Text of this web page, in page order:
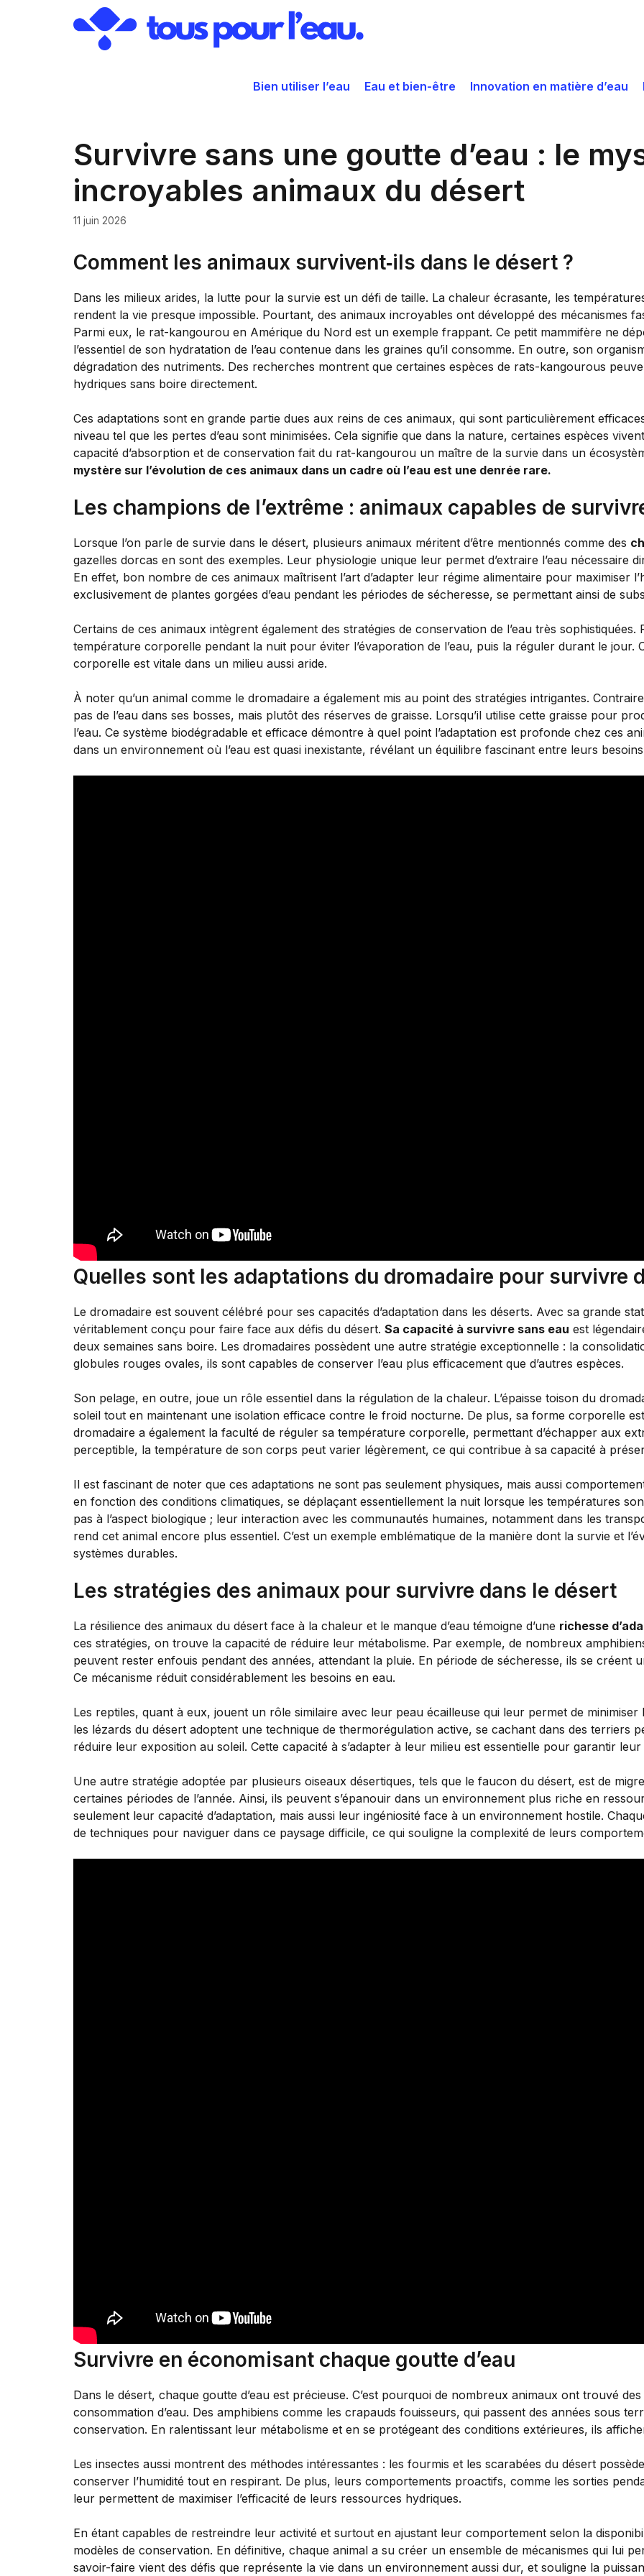
Bien utiliser l’eau Eau et bien-être Innovation en matière d’eau
Survivre sans une goutte d’eau : le
incroyables animaux du désert
11 juin 2026
Comment les animaux survivent‑ils dans le désert ?
Dans les milieux arides, la lutte pour la survie est un défi de taille. La chaleur écrasante, les
rendent la vie presque impossible. Pourtant, des animaux incroyables ont développé des mécanismes
Parmi eux, le rat-kangourou en Amérique du Nord est un exemple frappant. Ce petit mammifère ne
l’essentiel de son hydratation de l’eau contenue dans les graines qu’il consomme. En outre, son
dégradation des nutriments. Des recherches montrent que certaines espèces de rats-kangourous
hydriques sans boire directement.
Ces adaptations sont en grande partie dues aux reins de ces animaux, qui sont particulièrement
niveau tel que les pertes d’eau sont minimisées. Cela signifie que dans la nature, certaines espèces
capacité d’absorption et de conservation fait du rat-kangourou un maître de la survie dans un
mystère sur l’évolution de ces animaux dans un cadre où l’eau est une denrée rare.
Les champions de l’extrême : animaux capables de
Lorsque l’on parle de survie dans le désert, plusieurs animaux méritent d’être mentionnés comme des
gazelles dorcas en sont des exemples. Leur physiologie unique leur permet d’extraire l’eau nécessaire
En effet, bon nombre de ces animaux maîtrisent l’art d’adapter leur régime alimentaire pour maximiser
exclusivement de plantes gorgées d’eau pendant les périodes de sécheresse, se permettant ainsi de
Certains de ces animaux intègrent également des stratégies de conservation de l’eau très
température corporelle pendant la nuit pour éviter l’évaporation de l’eau, puis la réguler durant le
corporelle est vitale dans un milieu aussi aride.
À noter qu’un animal comme le dromadaire a également mis au point des stratégies intrigantes.
pas de l’eau dans ses bosses, mais plutôt des réserves de graisse. Lorsqu’il utilise cette graisse pour
l’eau. Ce système biodégradable et efficace démontre à quel point l’adaptation est profonde chez ces
dans un environnement où l’eau est quasi inexistante, révélant un équilibre fascinant entre leurs
Quelles sont les adaptations du dromadaire pour survivre
Le dromadaire est souvent célébré pour ses capacités d’adaptation dans les déserts. Avec sa grande
véritablement conçu pour faire face aux défis du désert. Sa capacité à survivre sans eau est
deux semaines sans boire. Les dromadaires possèdent une autre stratégie exceptionnelle : la
globules rouges ovales, ils sont capables de conserver l’eau plus efficacement que d’autres espèces.
Son pelage, en outre, joue un rôle essentiel dans la régulation de la chaleur. L’épaisse toison du
soleil tout en maintenant une isolation efficace contre le froid nocturne. De plus, sa forme corporelle
dromadaire a également la faculté de réguler sa température corporelle, permettant d’échapper aux
perceptible, la température de son corps peut varier légèrement, ce qui contribue à sa capacité à
Il est fascinant de noter que ces adaptations ne sont pas seulement physiques, mais aussi
en fonction des conditions climatiques, se déplaçant essentiellement la nuit lorsque les températures
pas à l’aspect biologique ; leur interaction avec les communautés humaines, notamment dans les
rend cet animal encore plus essentiel. C’est un exemple emblématique de la manière dont la survie et
systèmes durables.
Les stratégies des animaux pour survivre dans le désert
La résilience des animaux du désert face à la chaleur et le manque d’eau témoigne d’une richesse
ces stratégies, on trouve la capacité de réduire leur métabolisme. Par exemple, de nombreux
peuvent rester enfouis pendant des années, attendant la pluie. En période de sécheresse, ils se créent
Ce mécanisme réduit considérablement les besoins en eau.
Les reptiles, quant à eux, jouent un rôle similaire avec leur peau écailleuse qui leur permet de minimiser
les lézards du désert adoptent une technique de thermorégulation active, se cachant dans des terriers
réduire leur exposition au soleil. Cette capacité à s’adapter à leur milieu est essentielle pour garantir leur
Une autre stratégie adoptée par plusieurs oiseaux désertiques, tels que le faucon du désert, est de
certaines périodes de l’année. Ainsi, ils peuvent s’épanouir dans un environnement plus riche en
seulement leur capacité d’adaptation, mais aussi leur ingéniosité face à un environnement hostile.
de techniques pour naviguer dans ce paysage difficile, ce qui souligne la complexité de leurs
Survivre en économisant chaque goutte d’eau
Dans le désert, chaque goutte d’eau est précieuse. C’est pourquoi de nombreux animaux ont trouvé
consommation d’eau. Des amphibiens comme les crapauds fouisseurs, qui passent des années sous
conservation. En ralentissant leur métabolisme et en se protégeant des conditions extérieures, ils
Les insectes aussi montrent des méthodes intéressantes : les fourmis et les scarabées du désert
conserver l’humidité tout en respirant. De plus, leurs comportements proactifs, comme les sorties
leur permettent de maximiser l’efficacité de leurs ressources hydriques.
En étant capables de restreindre leur activité et surtout en ajustant leur comportement selon la
modèles de conservation. En définitive, chaque animal a su créer un ensemble de mécanismes qui lui
savoir-faire vient des défis que représente la vie dans un environnement aussi dur, et souligne la